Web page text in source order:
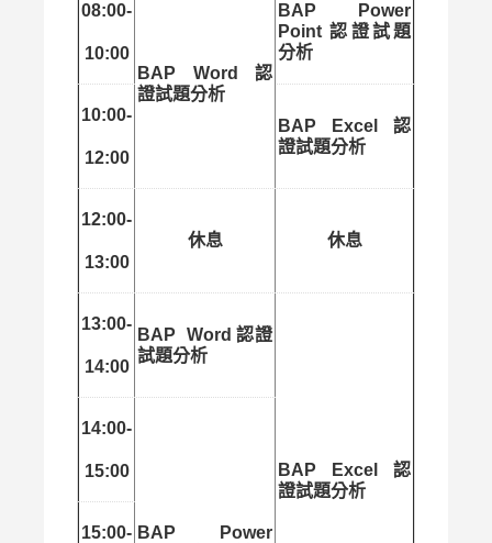
08:00-
10:00
BAP Word 認
證試題分析
BAP Power
Point 認證試題
分析
10:00-
12:00
BAP Excel 認
證試題分析
12:00-
13:00
休息 休息
13:00-
14:00
BAP Word 認證
試題分析
BAP Excel 認
證試題分析
14:00-
15:00
BAP Power
15:00-